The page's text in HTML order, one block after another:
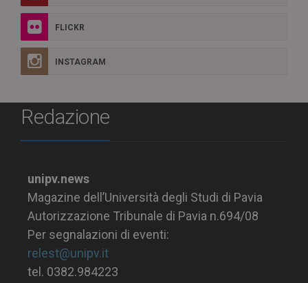
FLICKR
INSTAGRAM
Redazione
unipv.news
Magazine dell’Università degli Studi di Pavia
Autorizzazione Tribunale di Pavia n.694/08
Per segnalazioni di eventi:
relest@unipv.it
tel. 0382.984223